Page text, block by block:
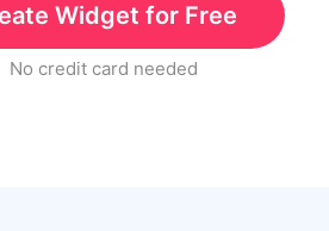
Widget for Free
No credit card needed